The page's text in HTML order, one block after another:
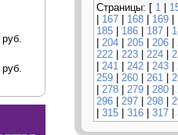
руб.
руб.
Страницы: [ 1 |
| 167 | 168 | 169 |
185 | 186 | 187 |
| 204 | 205 | 206 |
222 | 223 | 224 |
| 241 | 242 | 243 |
259 | 260 | 261 |
| 278 | 279 | 280 |
296 | 297 | 298 |
| 315 | 316 | 317 |